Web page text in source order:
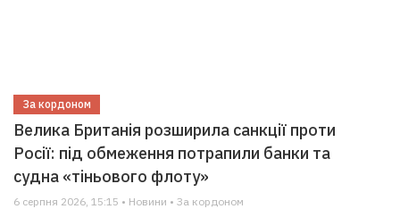
За кордоном
Велика Британія розширила санкції проти
Росії: під обмеження потрапили банки та
судна «тіньового флоту»
6 серпня 2026, 15:15 • Новини • За кордоном